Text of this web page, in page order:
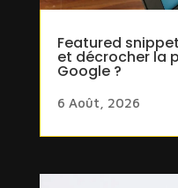
Featured
et décrocher la
Google ?
6 Août, 2026